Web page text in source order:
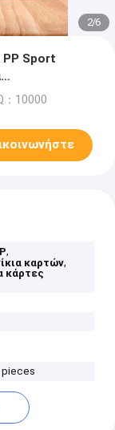
2/6
PP Sport
：10000
,
καρτών,
κάρτες
pieces